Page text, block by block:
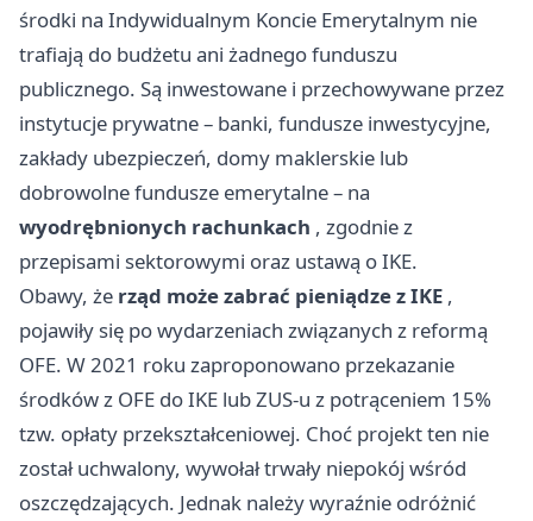
środki na Indywidualnym Koncie Emerytalnym nie
trafiają do budżetu ani żadnego funduszu
publicznego. Są inwestowane i przechowywane przez
instytucje prywatne – banki, fundusze inwestycyjne,
zakłady ubezpieczeń, domy maklerskie lub
dobrowolne fundusze emerytalne – na
wyodrębnionych rachunkach , zgodnie z
przepisami sektorowymi oraz ustawą o IKE.
Obawy, że rząd może zabrać pieniądze z IKE ,
pojawiły się po wydarzeniach związanych z reformą
OFE. W 2021 roku zaproponowano przekazanie
środków z OFE do IKE lub ZUS-u z potrąceniem 15%
tzw. opłaty przekształceniowej. Choć projekt ten nie
został uchwalony, wywołał trwały niepokój wśród
oszczędzających. Jednak należy wyraźnie odróżnić